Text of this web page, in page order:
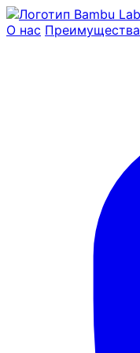
О нас Преимущества